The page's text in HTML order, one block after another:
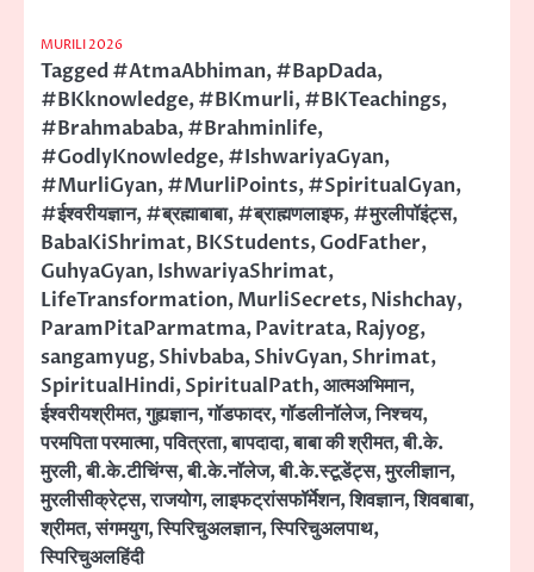
MURILI 2026
Tagged#AtmaAbhiman,#BapDada,
#BKknowledge,#BKmurli,#BKTeachings,
#Brahmababa,#Brahminlife,
#GodlyKnowledge,#IshwariyaGyan,
#MurliGyan,#MurliPoints,#SpiritualGyan,
#ईश्वरीयज्ञान,#ब्रह्माबाबा,#ब्राह्मणलाइफ,#मुरलीपॉइंट्स,
BabaKiShrimat,BKStudents,GodFather,
GuhyaGyan,IshwariyaShrimat,
LifeTransformation,MurliSecrets,Nishchay,
ParamPitaParmatma,Pavitrata,Rajyog,
sangamyug,Shivbaba,ShivGyan,Shrimat,
SpiritualHindi,SpiritualPath,आत्मअभिमान,
ईश्वरीयश्रीमत,गुह्यज्ञान,गॉडफादर,गॉडलीनॉलेज,निश्चय,
परमपिता परमात्मा,पवित्रता,बापदादा,बाबा की श्रीमत,बी.के.
मुरली,बी.के.टीचिंग्स,बी.के.नॉलेज,बी.के.स्टूडेंट्स,मुरलीज्ञान,
मुरलीसीक्रेट्स,राजयोग,लाइफट्रांसफॉर्मेशन,शिवज्ञान,शिवबाबा,
श्रीमत,संगमयुग,स्पिरिचुअलज्ञान,स्पिरिचुअलपाथ,
स्पिरिचुअलहिंदी